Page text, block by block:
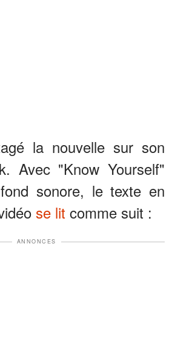
la nouvelle sur son
Avec "Know Yourself"
sonore, le texte en
se lit comme suit :
ANNONCES